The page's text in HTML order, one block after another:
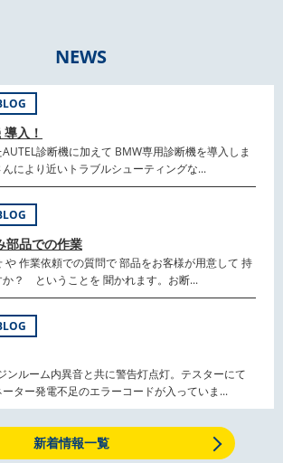
NEWS
入！
診断機に加えて BMW専用診断機を導入しま
により近いトラブルシューティングな...
部品での作業
や 作業依頼での質問で 部品をお客様が用意して 持
か？ ということを 聞かれます。お断...
ンルーム内異音と共に警告灯点灯。テスターにて
ター発電不足のエラーコードが入っていま...
新着情報一覧